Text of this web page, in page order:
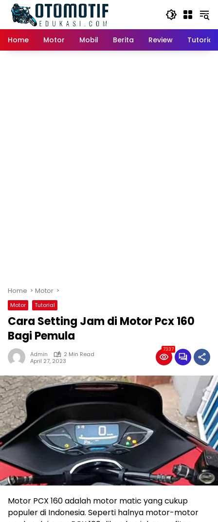
content
Home
Motor Mobil Berita Review Tutorial
Home Motor
Motor Tutorial
Cara Setting Jam di Motor Pcx 160
Bagi Pemula
Admin
2 Min Read
April 27, 2023
7337
Motor PCX 160 adalah motor matic yang cukup
populer di Indonesia. Seperti halnya motor-motor